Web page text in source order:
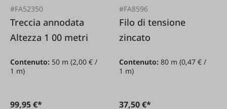
#FA52350
Treccia annodata
Altezza 1 00 metri
Contenuto: 50 m (2,00 € /
1 m)
99,95 €*
#FA8596
Filo di tensione
zincato
Contenuto:80 m(0,47 € /
1 m)
37,50 €*